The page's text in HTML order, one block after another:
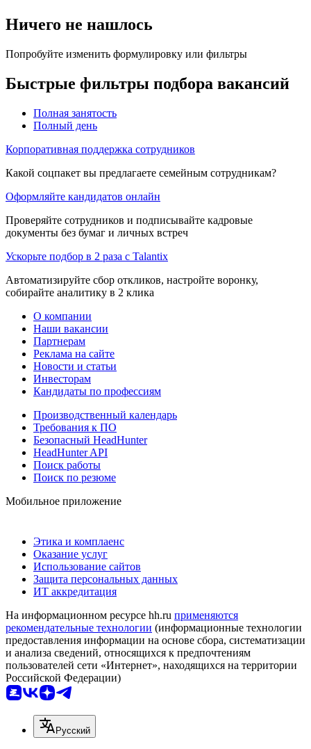
Ничего не нашлось
Попробуйте изменить формулировку или фильтры
Быстрые фильтры подбора вакансий
Полная занятость
Полный день
Корпоративная поддержка сотрудников
Какой соцпакет вы предлагаете семейным сотрудникам?
Оформляйте кандидатов онлайн
Проверяйте сотрудников и подписывайте кадровые
документы без бумаг и личных встреч
Ускорьте подбор в 2 раза с Talantix
Автоматизируйте сбор откликов, настройте воронку,
собирайте аналитику в 2 клика
О компании
Наши вакансии
Партнерам
Реклама на сайте
Новости и статьи
Инвесторам
Кандидаты по профессиям
Производственный календарь
Требования к ПО
Безопасный HeadHunter
HeadHunter API
Поиск работы
Поиск по резюме
Мобильное приложение
Этика и комплаенс
Оказание услуг
Использование сайтов
Защита персональных данных
ИТ аккредитация
На информационном ресурсе hh.ru применяются
рекомендательные технологии (информационные технологии
предоставления информации на основе сбора, систематизации
и анализа сведений, относящихся к предпочтениям
пользователей сети «Интернет», находящихся на территории
Российской Федерации)
Русский